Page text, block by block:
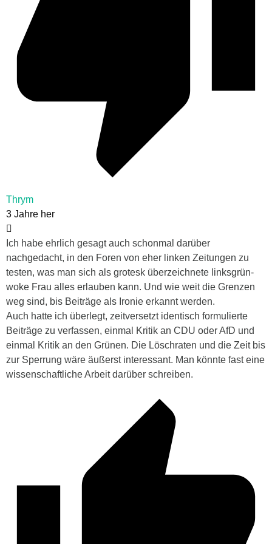
Thrym
3 Jahre her
Ich habe ehrlich gesagt auch schonmal darüber
nachgedacht, in den Foren von eher linken Zeitungen zu
testen, was man sich als grotesk überzeichnete linksgrün-
woke Frau alles erlauben kann. Und wie weit die Grenzen
weg sind, bis Beiträge als Ironie erkannt werden.
Auch hatte ich überlegt, zeitversetzt identisch formulierte
Beiträge zu verfassen, einmal Kritik an CDU oder AfD und
einmal Kritik an den Grünen. Die Löschraten und die Zeit bis
zur Sperrung wäre äußerst interessant. Man könnte fast eine
wissenschaftliche Arbeit darüber schreiben.